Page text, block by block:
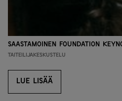
Saas­ta­moi­nen Foun­da­tion
Taiteilijakeskustelu
LUE LISÄÄ
LUE LISÄÄ